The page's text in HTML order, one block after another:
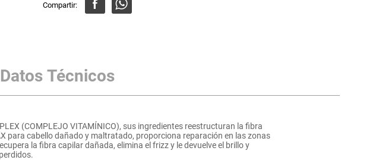
Datos Técnicos
(COMPLEJO VITAMÍNICO), sus ingredientes reestructuran la fibra
para cabello dañado y maltratado, proporciona reparación en las zonas
la fibra capilar dañada, elimina el frizz y le devuelve el brillo y